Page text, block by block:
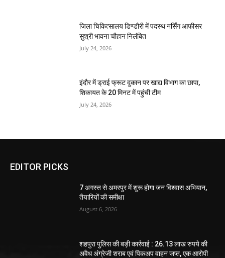
जिला चिकित्सालय डिण्डौरी में पदस्थ नर्सिंग आफीसर
सुश्री भावना चौहान निलंबित
July 24, 2026
इंदौर में ड्राई फ्रूट दुकान पर खाद्य विभाग का छापा,
शिकायत के 20 मिनट में पहुंची टीम
July 24, 2026
EDITOR PICKS
7 अगस्त से अमरपुर में शुरू होगा जन विश्वास अभियान,
तैयारियों की समीक्षा
August 6, 2026
शहपुरा पुलिस की बड़ी कार्रवाई : 26.13 लाख रुपये की
अवैध अंग्रेजी शराब एवं पिकअप वाहन जप्त, एक आरोपी